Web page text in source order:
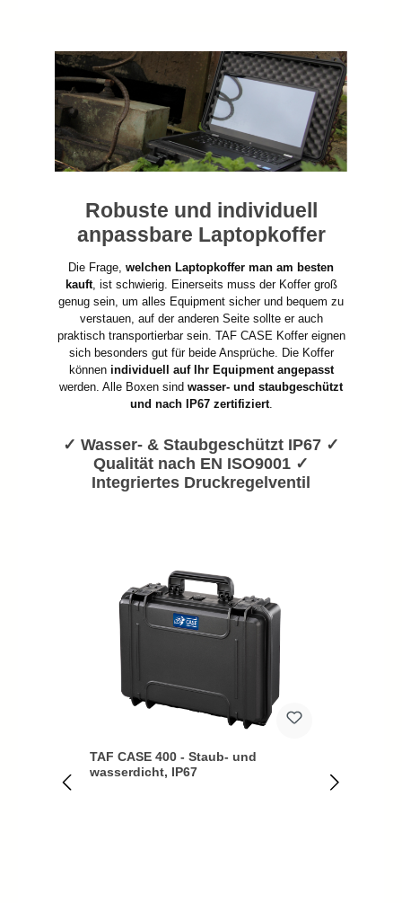
Robuste und individuell
anpassbare Laptopkoffer
Die Frage, welchen Laptopkoffer man am besten
kauft, ist schwierig. Einerseits muss der Koffer groß
genug sein, um alles Equipment sicher und bequem zu
verstauen, auf der anderen Seite sollte er auch
praktisch transportierbar sein. TAF CASE Koffer eignen
sich besonders gut für beide Ansprüche. Die Koffer
können individuell auf Ihr Equipment angepasst
werden. Alle Boxen sind wasser- und staubgeschützt
und nach IP67 zertifiziert.
✓ Wasser- & Staubgeschützt IP67 ✓
Qualität nach EN ISO9001 ✓
Integriertes Druckregelventil
TAF CASE 400 - Staub- und
wasserdicht, IP67